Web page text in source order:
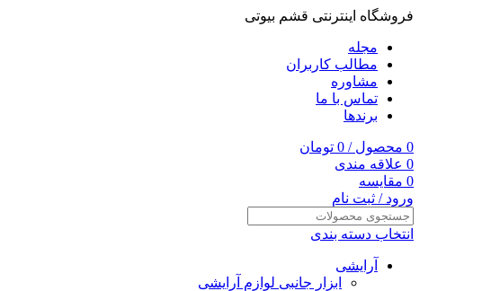
فروشگاه اینترنتی قشم بیوتی
مجله
مطالب کاربران
مشاوره
تماس با ما
برندها
0 محصول /
0 تومان
0 علاقه مندی
0 مقایسه
ورود / ثبت نام
انتخاب دسته بندی
آرایشی
ابزار جانبی لوازم آرایشی